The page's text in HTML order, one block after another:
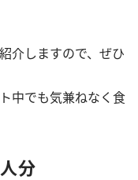
介しますので、ぜひ
中でも気兼ねなく食
分